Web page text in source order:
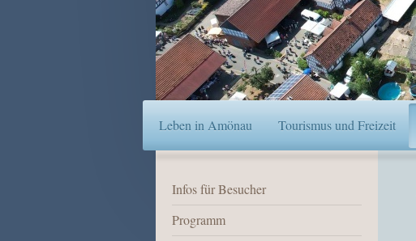
Leben in Amönau Tourismus und Freizeit
Infos für Besucher
Programm